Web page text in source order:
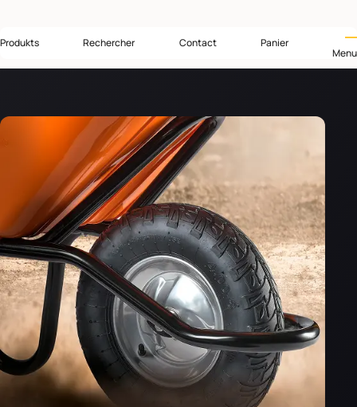
Produkts Rechercher Contact Panier
Menu